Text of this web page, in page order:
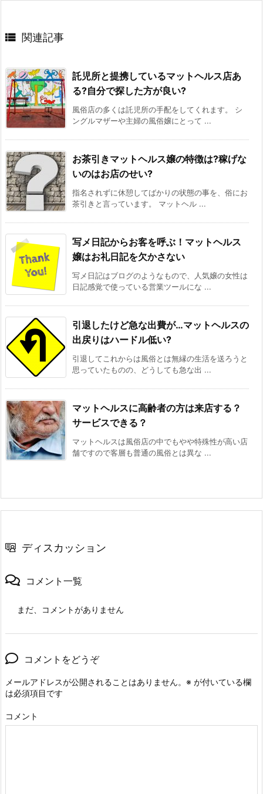
 関連記事
託児所と提携しているマットヘルス店あ
る?自分で探した方が良い?
風俗店の多くは託児所の手配をしてくれます。 シ
ングルマザーや主婦の風俗嬢にとって ...
お茶引きマットヘルス嬢の特徴は?稼げな
いのはお店のせい?
指名されずに休憩してばかりの状態の事を、俗にお
茶引きと言っています。 マットヘル ...
写メ日記からお客を呼ぶ！マットヘルス
嬢はお礼日記を欠かさない
写メ日記はブログのようなもので、人気嬢の女性は
日記感覚で使っている営業ツールにな ...
引退したけど急な出費が…マットヘルスの
出戻りはハードル低い?
引退してこれからは風俗とは無縁の生活を送ろうと
思っていたものの、どうしても急な出 ...
マットヘルスに高齢者の方は来店する？
サービスできる？
マットヘルスは風俗店の中でもやや特殊性が高い店
舗ですので客層も普通の風俗とは異な ...
ディスカッション
コメント一覧
まだ、コメントがありません
コメントをどうぞ
メールアドレスが公開されることはありません。 ※ が付いている欄
は必須項目です
コメント